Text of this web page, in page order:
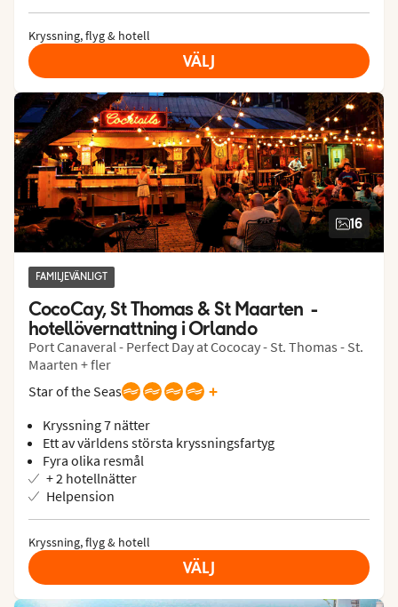
Kryssning, flyg & hotell
VÄLJ
16
FAMILJEVÄNLIGT
CocoCay, St Thomas & St Maarten  -
hotellövernattning i Orlando
Port Canaveral - Perfect Day at Cococay - St. Thomas - St.
Maarten + fler
Star of the Seas
+
Kryssning 7 nätter
Ett av världens största kryssningsfartyg
Fyra olika resmål
+ 2 hotellnätter
Helpension
Kryssning, flyg & hotell
VÄLJ